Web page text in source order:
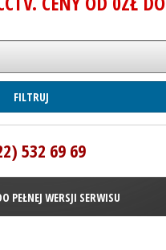
532 69 69
PEŁNEJ WERSJI SERWISU